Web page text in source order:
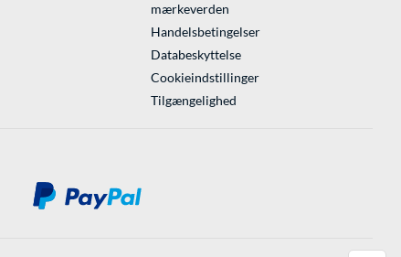
mærkeverden
Handelsbetingelser
Databeskyttelse
Cookieindstillinger
Tilgængelighed